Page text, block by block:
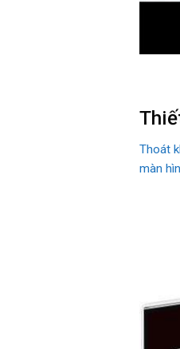
Thoát
màn